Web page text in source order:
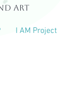
Art
I AM Project